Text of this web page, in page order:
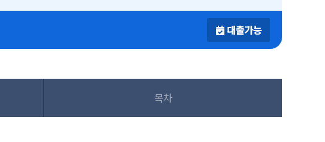
대출가능
목차